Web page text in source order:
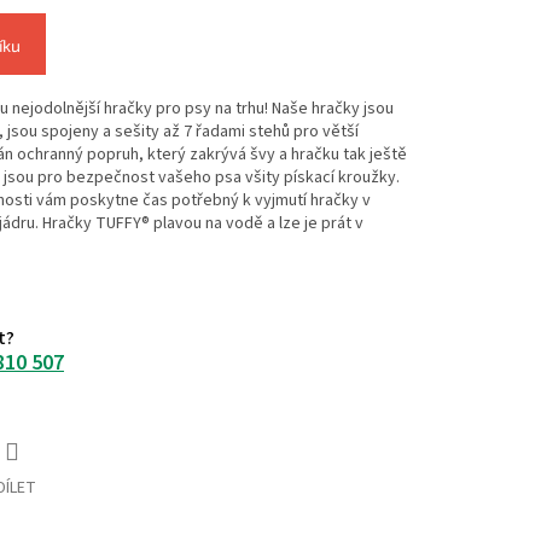
nejodolnější hračky pro psy na trhu! Naše hračky jsou
spojeny a sešity až 7 řadami stehů pro větší
ochranný popruh, který zakrývá švy a hračku tak ještě
pro bezpečnost vašeho psa všity pískací kroužky.
vám poskytne čas potřebný k vyjmutí hračky v
Hračky TUFFY® plavou na vodě a lze je prát v
507